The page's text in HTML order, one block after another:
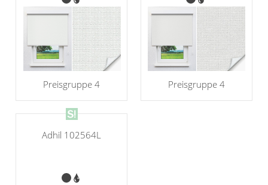
Preisgruppe 4 Preisgruppe 4
Adhil 102564L